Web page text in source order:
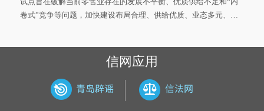
卷式”竞争等问题，加快建设布局合理、供给优质、业态多元、智
信网应用